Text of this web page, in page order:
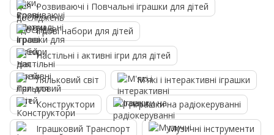
Розвиваючі і Повчальні іграшки для дітей
Ігрові набори для дітей
Настільні і активні ігри для дітей
Ляльковий світ М'які і інтерактивні іграшки
Конструктори Іграшки на радіокеруванні
Іграшковий Транспорт Музичні інструменти